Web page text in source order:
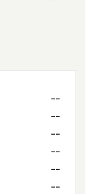
--
--
--
--
--
--